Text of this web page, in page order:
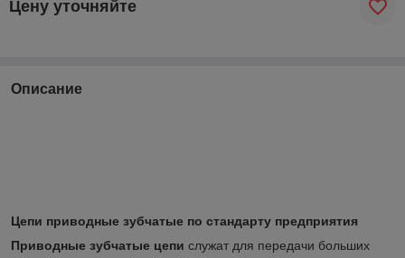
Цену уточняйте
Описание
Цепи приводные зубчатые по стандарту предприятия
Приводные зубчатые цепи служат для передачи больших